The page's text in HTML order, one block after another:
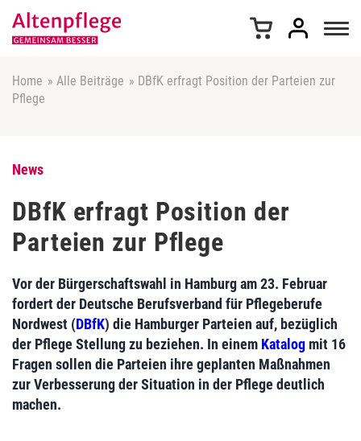
Home » Alle Beiträge » DBfK erfragt Position der Parteien zur
Pflege
News
DBfK erfragt Position der
Parteien zur Pflege
Vor der Bürgerschaftswahl in Hamburg am 23. Februar
fordert der Deutsche Berufsverband für Pflegeberufe
Nordwest (DBfK) die Hamburger Parteien auf, bezüglich
der Pflege Stellung zu beziehen. In einem Katalog mit 16
Fragen sollen die Parteien ihre geplanten Maßnahmen
zur Verbesserung der Situation in der Pflege deutlich
machen.